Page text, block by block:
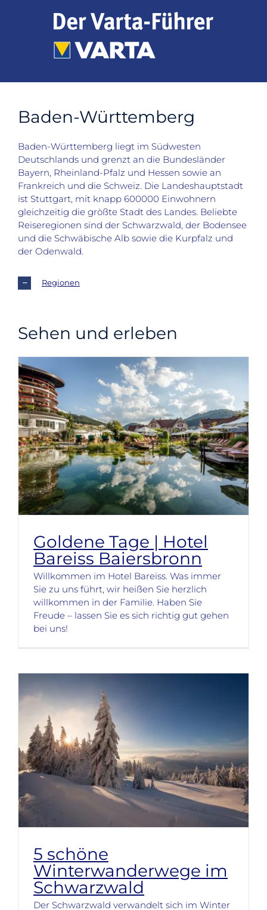
Baden-Württemberg
Baden-Württemberg liegt im Südwesten
Deutschlands und grenzt an die Bundesländer
Bayern, Rheinland-Pfalz und Hessen sowie an
Frankreich und die Schweiz. Die Landeshauptstadt
ist Stuttgart, mit knapp 600000 Einwohnern
gleichzeitig die größte Stadt des Landes. Beliebte
Reiseregionen sind der Schwarzwald, der Bodensee
und die Schwäbische Alb sowie die Kurpfalz und
der Odenwald.
Regionen
Sehen und erleben
Goldene Tage | Hotel
Bareiss Baiersbronn
Willkommen im Hotel Bareiss. Was immer
Sie zu uns führt, wir heißen Sie herzlich
willkommen in der Familie. Haben Sie
Freude – lassen Sie es sich richtig gut gehen
bei uns!
5 schöne
Winterwanderwege im
Schwarzwald
Der Schwarzwald verwandelt sich im Winter